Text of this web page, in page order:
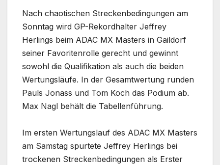
Nach chaotischen Streckenbedingungen am
Sonntag wird GP-Rekordhalter Jeffrey
Herlings beim ADAC MX Masters in Gaildorf
seiner Favoritenrolle gerecht und gewinnt
sowohl die Qualifikation als auch die beiden
Wertungsläufe. In der Gesamtwertung runden
Pauls Jonass und Tom Koch das Podium ab.
Max Nagl behält die Tabellenführung.
Im ersten Wertungslauf des ADAC MX Masters
am Samstag spurtete Jeffrey Herlings bei
trockenen Streckenbedingungen als Erster